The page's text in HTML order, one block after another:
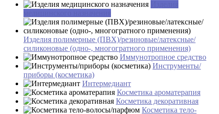
Изделия полимерные (ПВХ)/резиновые/латексные/
силиконовые (одно-, многогратного применения)
Иммунотропное средство
Инструменты/
приборы (косметика)
Интермедиант
Косметика ароматерапия
Косметика декоративная
Косметика тело-